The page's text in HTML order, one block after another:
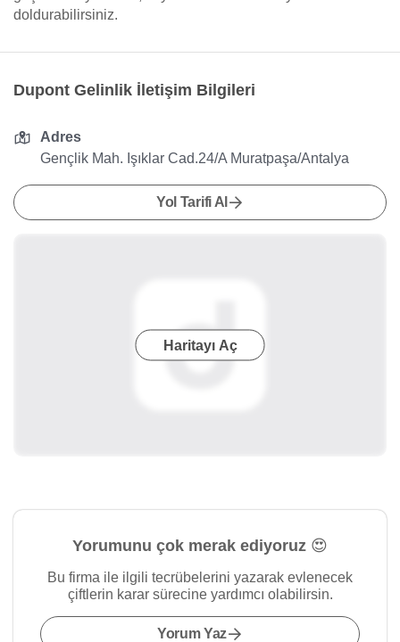
doldurabilirsiniz.
Dupont Gelinlik İletişim Bilgileri
Adres
Gençlik Mah. Işıklar Cad.24/A Muratpaşa/Antalya
Yol Tarifi Al
Haritayı Aç
Yorumunu çok merak ediyoruz 😍
Bu firma ile ilgili tecrübelerini yazarak evlenecek
çiftlerin karar sürecine yardımcı olabilirsin.
Yorum Yaz